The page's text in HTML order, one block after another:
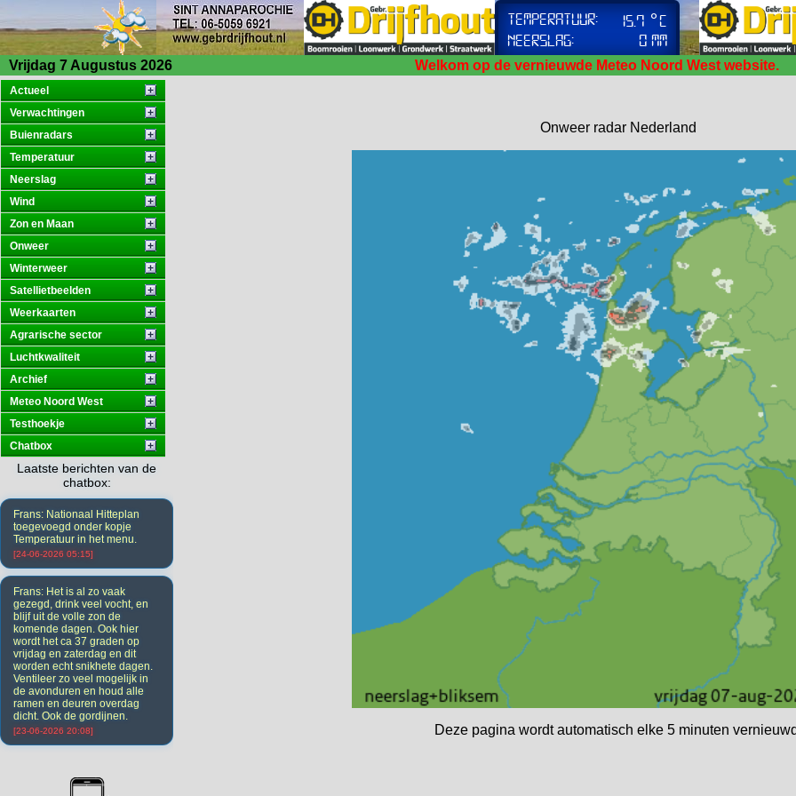
Vrijdag 7 Augustus 2026 Welkom op de vernieuwde Meteo Noord West website.
Actueel
Verwachtingen
Buienradars
Temperatuur
Neerslag
Wind
Zon en Maan
Onweer
Winterweer
Satellietbeelden
Weerkaarten
Agrarische sector
Luchtkwaliteit
Archief
Meteo Noord West
Testhoekje
Chatbox
Laatste berichten van de
chatbox:
Frans: Nationaal Hitteplan
toegevoegd onder kopje
Temperatuur in het menu.
[24-06-2026 05:15]
Frans: Het is al zo vaak
gezegd, drink veel vocht, en
blijf uit de volle zon de
komende dagen. Ook hier
wordt het ca 37 graden op
vrijdag en zaterdag en dit
worden echt snikhete dagen.
Ventileer zo veel mogelijk in
de avonduren en houd alle
ramen en deuren overdag
dicht. Ook de gordijnen.
[23-06-2026 20:08]
Onweer radar Nederland
Deze pagina wordt automatisch elke 5 minuten